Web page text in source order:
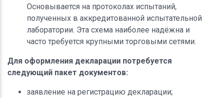
Основывается на протоколах испытаний,
полученных в аккредитованной испытательной
лаборатории. Эта схема наиболее надёжна и
часто требуется крупными торговыми сетями.
Для оформления декларации потребуется
следующий пакет документов:
заявление на регистрацию декларации;